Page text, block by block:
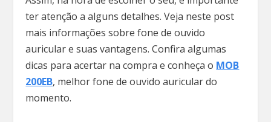
ter atenção a alguns detalhes. Veja neste post
mais informações sobre fone de ouvido
auricular e suas vantagens. Confira algumas
dicas para acertar na compra e conheça o MOB
200EB, melhor fone de ouvido auricular do
momento.